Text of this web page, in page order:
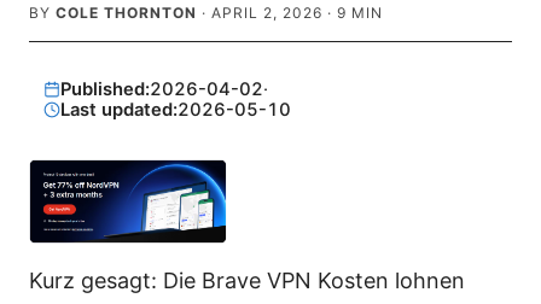
BY COLE THORNTON · APRIL 2, 2026 · 9 MIN
Published:2026-04-02·
Last updated:2026-05-10
Kurz gesagt: Die Brave VPN Kosten lohnen